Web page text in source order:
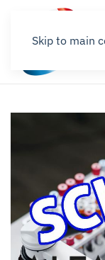
Skip to main